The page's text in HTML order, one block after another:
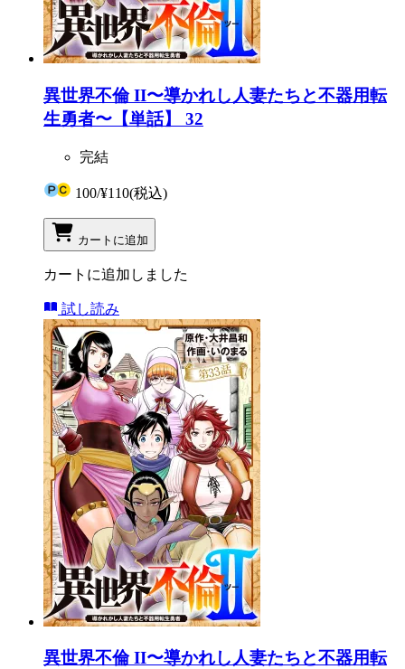
異世界不倫 II〜導かれし人妻たちと不器用転
生勇者〜【単話】 32
完結
100/¥110(税込)
カートに追加
カートに追加しました
試し読み
異世界不倫 II〜導かれし人妻たちと不器用転